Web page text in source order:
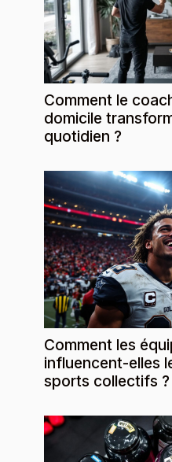
Comment le
domicile
quotidien ?
Comment les
influencent-elles
sports collectifs ?